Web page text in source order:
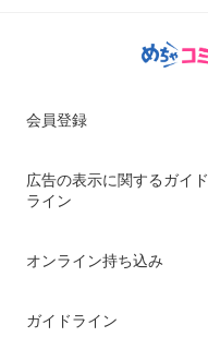
会員登録
広告の表示に関するガイド
ライン
オンライン持ち込み
ガイドライン